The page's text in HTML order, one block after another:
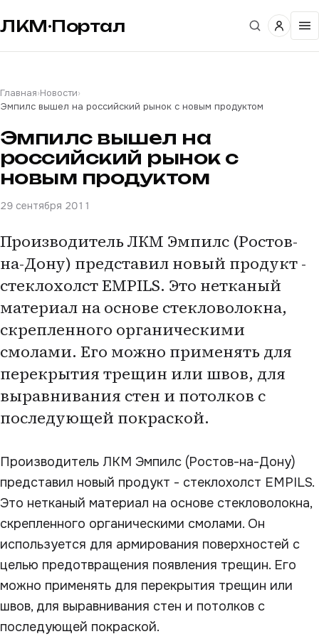
ЛКМ·Портал
Главная›Новости›
Эмпилc вышел на российский рынок с новым продуктом
Эмпилc вышел на
российский рынок с
новым продуктом
29 сентября 2011
Производитель ЛКМ Эмпилс (Ростов-
на-Дону) представил новый продукт -
стеклохолст EMPILS. Это нетканый
материал на основе стекловолокна,
скрепленного органическими
смолами. Его можно применять для
перекрытия трещин или швов, для
выравнивания стен и потолков с
последующей покраской.
Производитель ЛКМ Эмпилс (Ростов-на-Дону)
представил новый продукт - стеклохолст EMPILS.
Это нетканый материал на основе стекловолокна,
скрепленного органическими смолами. Он
используется для армирования поверхностей с
целью предотвращения появления трещин. Его
можно применять для перекрытия трещин или
швов, для выравнивания стен и потолков с
последующей покраской.